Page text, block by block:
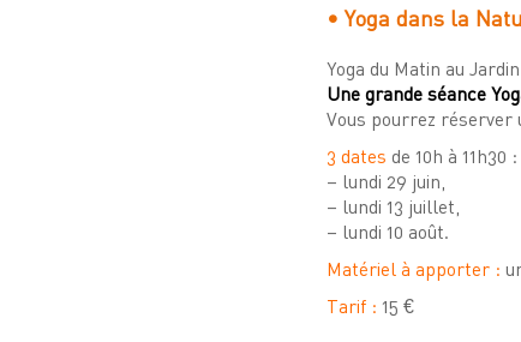
• Yoga dans la
Yoga du Matin au
Une grande séance
Vous pourrez réserver
3 dates de 10h à 11h30 :
– lundi 29 juin,
– lundi 13 juillet,
– lundi 10 août.
Matériel à apporter :
Tarif : 15 €